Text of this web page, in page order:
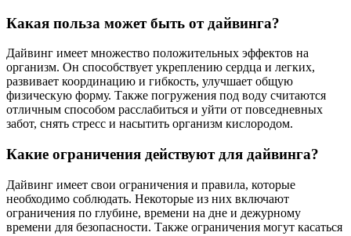
Какая польза может быть от дайвинга?
Дайвинг имеет множество положительных эффектов на
организм. Он способствует укреплению сердца и легких,
развивает координацию и гибкость, улучшает общую
физическую форму. Также погружения под воду считаются
отличным способом расслабиться и уйти от повседневных
забот, снять стресс и насытить организм кислородом.
Какие ограничения действуют для дайвинга?
Дайвинг имеет свои ограничения и правила, которые
необходимо соблюдать. Некоторые из них включают
ограничения по глубине, времени на дне и дежурному
времени для безопасности. Также ограничения могут касаться